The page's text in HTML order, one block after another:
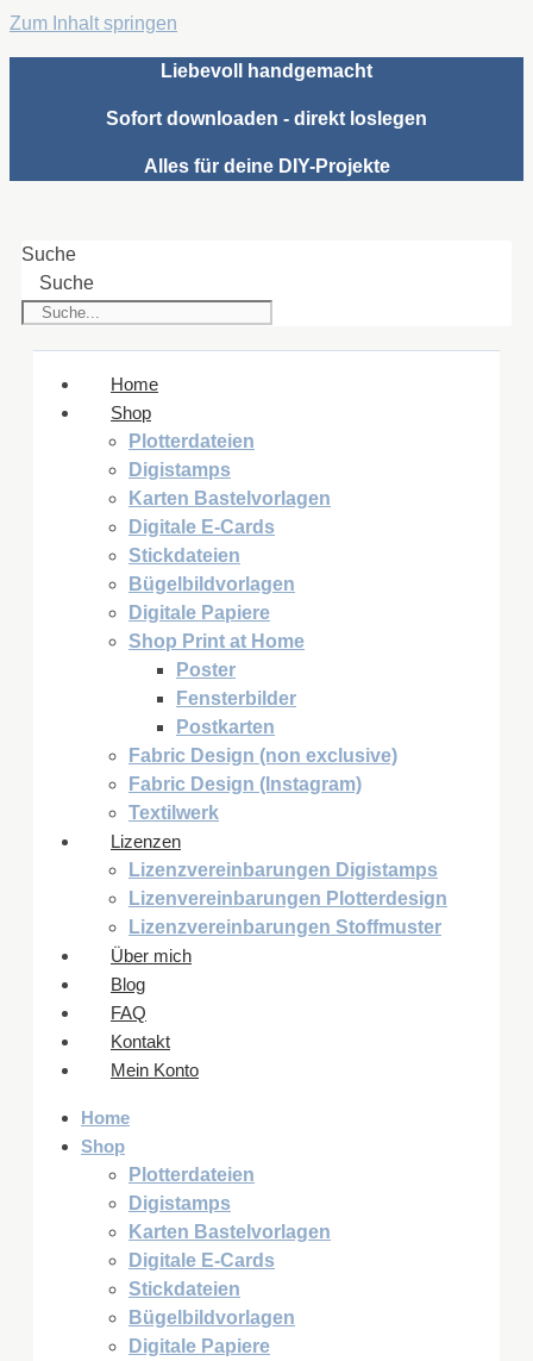
Zum Inhalt springen
Liebevoll handgemacht
Sofort downloaden - direkt loslegen
Alles für deine DIY-Projekte
Suche
Suche
Home
Shop
Plotterdateien
Digistamps
Karten Bastelvorlagen
Digitale E-Cards
Stickdateien
Bügelbildvorlagen
Digitale Papiere
Shop Print at Home
Poster
Fensterbilder
Postkarten
Fabric Design (non exclusive)
Fabric Design (Instagram)
Textilwerk
Lizenzen
Lizenzvereinbarungen Digistamps
Lizenvereinbarungen Plotterdesign
Lizenzvereinbarungen Stoffmuster
Über mich
Blog
FAQ
Kontakt
Mein Konto
Home
Shop
Plotterdateien
Digistamps
Karten Bastelvorlagen
Digitale E-Cards
Stickdateien
Bügelbildvorlagen
Digitale Papiere